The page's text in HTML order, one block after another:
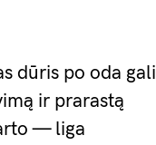
dūris po oda gali
ir prarastą
— liga